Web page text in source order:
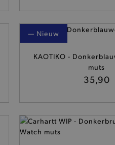
— Nieuw
KAOTIKO -
muts
35,90